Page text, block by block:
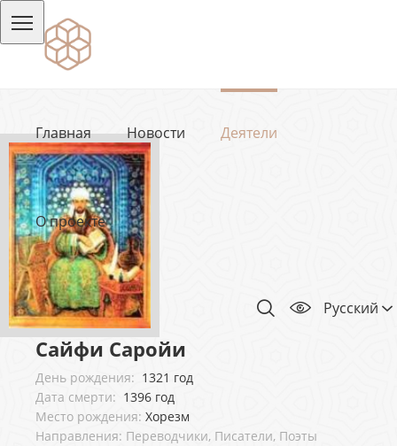
Главная Новости Деятели
О проекте
Русский
Сайфи Саройи
День рождения: 1321 год
Дата смерти: 1396 год
Место рождения: Хорезм
Направления: Переводчики, Писатели, Поэты